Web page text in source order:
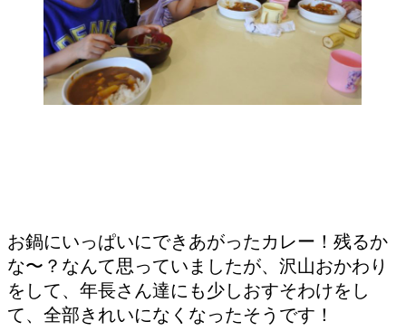
お鍋にいっぱいにできあがったカレー！残るか
な〜？なんて思っていましたが、沢山おかわり
をして、年長さん達にも少しおすそわけをし
て、全部きれいになくなったそうです！